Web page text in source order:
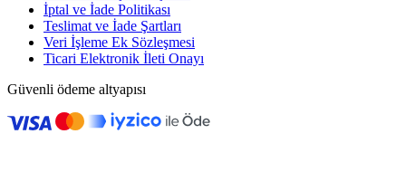
İptal ve İade Politikası
Teslimat ve İade Şartları
Veri İşleme Ek Sözleşmesi
Ticari Elektronik İleti Onayı
Güvenli ödeme altyapısı